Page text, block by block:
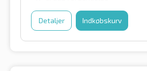
Detaljer Indkøbskurv